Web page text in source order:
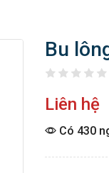
Bu
Liên hệ
Có 430